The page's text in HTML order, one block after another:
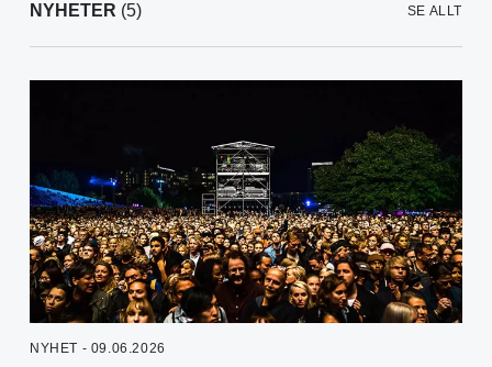
NYHETER (5) SE ALLT
NYHET - 09.06.2026